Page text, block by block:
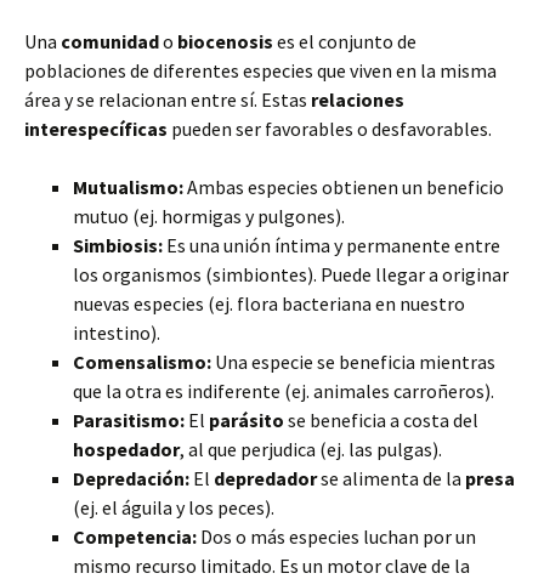
Una comunidado biocenosis es el conjunto de
poblaciones de diferentes especies que viven en la misma
área y se relacionan entre sí. Estas relaciones
interespecíficas pueden ser favorables o desfavorables.
Mutualismo:Ambas especies obtienen un beneficio
mutuo (ej. hormigas y pulgones).
Simbiosis: Es una unión íntima y permanente entre
los organismos (simbiontes). Puede llegar a originar
nuevas especies (ej. flora bacteriana en nuestro
intestino).
Comensalismo: Una especie se beneficia mientras
que la otra es indiferente (ej. animales carroñeros).
Parasitismo: El parásito se beneficia a costa del
hospedador, al que perjudica (ej. las pulgas).
Depredación: El depredadorse alimenta de la presa
(ej. el águila y los peces).
Competencia: Dos o más especies luchan por un
mismo recurso limitado. Es un motor clave de la